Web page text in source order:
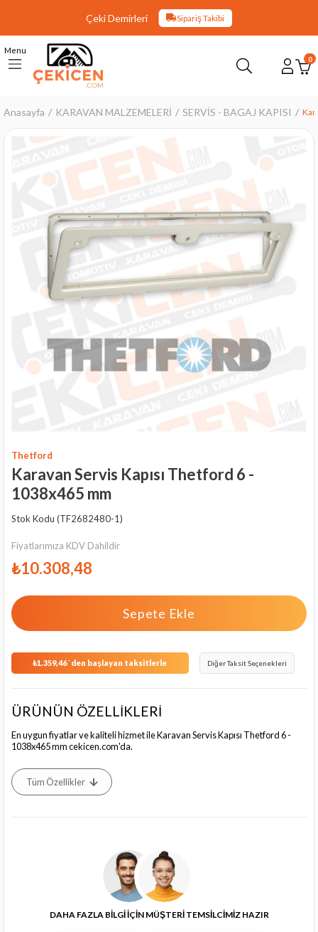
Çeki Demirleri Sipariş Takibi
Menu
0
Anasayfa KARAVAN MALZEMELERİ SERVİS - BAGAJ KAPISI
Thetford
Karavan Servis Kapısı Thetford 6 -
1038x465 mm
Stok Kodu (TF2682480-1)
Fiyatlarımıza KDV Dahildir
₺10.308,48
₺1.359,46`den başlayan taksitlerle Diğer Taksit Seçenekleri
ÜRÜNÜN ÖZELLİKLERİ
En uygun fiyatlar ve kaliteli hizmet ile Karavan Servis Kapısı Thetford 6 -
1038x465 mm cekicen.com'da.
Tüm Özellikler
DAHA FAZLA BİLGİ İÇİN MÜŞTERİ TEMSİLCİMİZ HAZIR